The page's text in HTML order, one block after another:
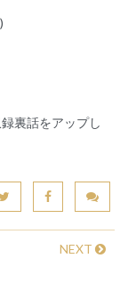
裏話をアップし
NEXT